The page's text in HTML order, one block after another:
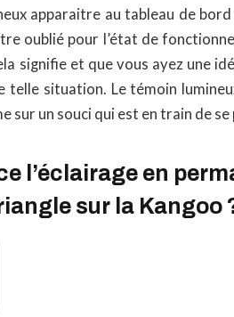
apparaitre au tableau de
oublié pour l’état de
signifie et que vous ayez une
telle situation. Le témoin
sur un souci qui est en train de
l’éclairage en
sur la Kangoo